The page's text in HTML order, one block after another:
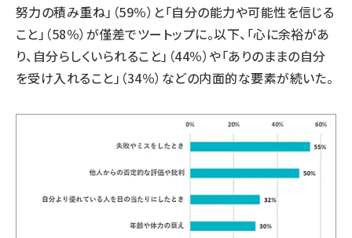
努力の積み重ね」（59％）と「自分の能力や可能性を信じる
こと」（58％）が僅差でツートップに。以下、「心に余裕があ
り、自分らしくいられること」（44％）や「ありのままの自分
を受け入れること」（34％）などの内面的な要素が続いた。